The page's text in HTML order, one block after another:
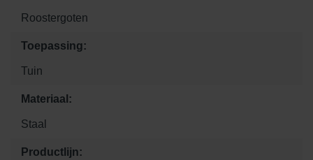
Roostergoten
Toepassing:
Tuin
Materiaal:
Staal
Productlijn: